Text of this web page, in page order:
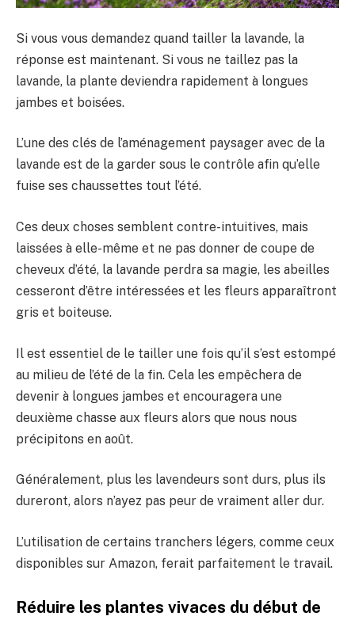
Si vous vous demandez quand tailler la lavande, la
réponse est maintenant. Si vous ne taillez pas la
lavande, la plante deviendra rapidement à longues
jambes et boisées.
L’une des clés de l’aménagement paysager avec de la
lavande est de la garder sous le contrôle afin qu’elle
fuise ses chaussettes tout l’été.
Ces deux choses semblent contre-intuitives, mais
laissées à elle-même et ne pas donner de coupe de
cheveux d’été, la lavande perdra sa magie, les abeilles
cesseront d’être intéressées et les fleurs apparaîtront
gris et boiteuse.
Il est essentiel de le tailler une fois qu’il s’est estompé
au milieu de l’été de la fin. Cela les empêchera de
devenir à longues jambes et encouragera une
deuxième chasse aux fleurs alors que nous nous
précipitons en août.
Généralement, plus les lavendeurs sont durs, plus ils
dureront, alors n’ayez pas peur de vraiment aller dur.
L’utilisation de certains tranchers légers, comme ceux
disponibles sur Amazon, ferait parfaitement le travail.
Réduire les plantes vivaces du début de